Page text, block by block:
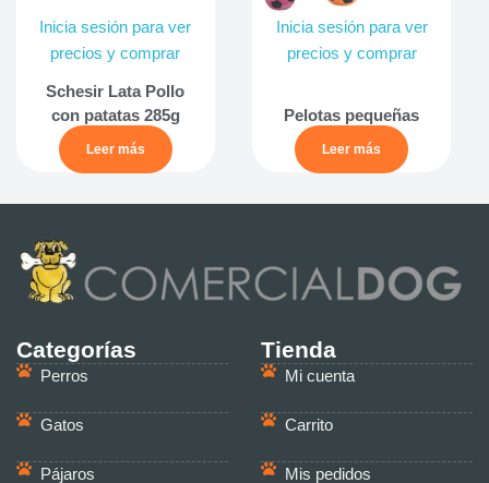
Inicia sesión para ver
precios y comprar
Schesir Lata Pollo
con patatas 285g
Leer más
Inicia sesión para ver
precios y comprar
Pelotas pequeñas
Leer más
Categorías
Perros
Gatos
Pájaros
Tienda
Mi cuenta
Carrito
Mis pedidos